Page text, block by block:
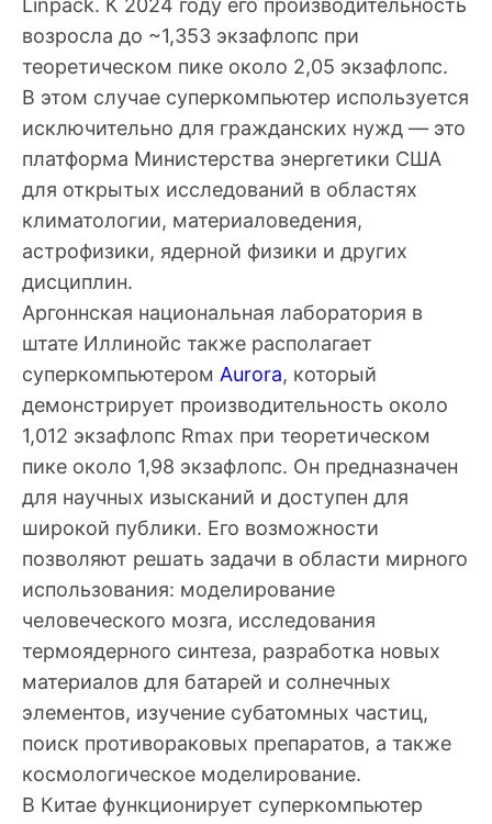
Linpack. К 2024 году его производительность
возросла до ~1,353 экзафлопс при
теоретическом пике около 2,05 экзафлопс.
В этом случае суперкомпьютер используется
исключительно для гражданских нужд — это
платформа Министерства энергетики США
для открытых исследований в областях
климатологии, материаловедения,
астрофизики, ядерной физики и других
дисциплин.
Аргоннская национальная лаборатория в
штате Иллинойс также располагает
суперкомпьютером Aurora, который
демонстрирует производительность около
1,012 экзафлопс Rmax при теоретическом
пикe около 1,98 экзафлопс. Он предназначен
для научных изысканий и доступен для
широкой публики. Его возможности
позволяют решать задачи в области мирного
использования: моделирование
человеческого мозга, исследования
термоядерного синтеза, разработка новых
материалов для батарей и солнечных
элементов, изучение субатомных частиц,
поиск противораковых препаратов, а также
космологическое моделирование.
В Китае функционирует суперкомпьютер